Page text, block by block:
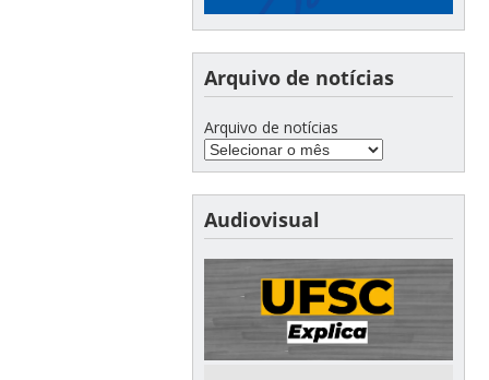
Arquivo de notícias
Arquivo de notícias
Audiovisual